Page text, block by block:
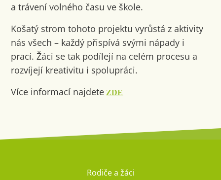
a trávení volného času ve škole.
Košatý strom tohoto projektu vyrůstá z aktivity
nás všech – každý přispívá svými nápady i
prací. Žáci se tak podílejí na celém procesu a
rozvíjejí kreativitu i spolupráci.
Více informací najdete ZDE
Rodiče a žáci